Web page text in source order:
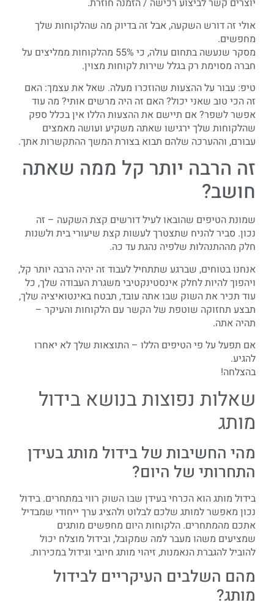
יוצרים קשר לביצוע רכישה / הזמנה חוזרת.
אולי זה דורש השקעה, אבל זה בדיוק מה שהלקוחות שלך
מחפשים.
מסקר שנעשה בתחום עולה, כי 55% מהלקוחות ממליצים על
חברה מסוימת רק בגלל שירות לקוחות מצוין.
טיפ: עבור על ההצעות שהוזכרו מעלה. שאל את עצמך: האם
זה הכי טוב שאני יכול? האם זה היה מרשים אותי? מה עוד
אפשר לשפר? אם תיישם את ההצעות הללו אין בכלל ספק
שהלקוחות שלך ירגישו שאתה משקיע ועושה מאמצים
עבורם, וההערכה שלהם תבוא בצורת המשך ההתקשרות אתך.
זה הרבה יותר קל ממה שאתה
חושב?
שמונת הטיפים שהובאו לעיל דורשים קצת השקעה – זה
נכון. סביר להניח שתצטרך לעשות קצת שיעורי בית ולשנות
חלק מההתנהלות שלפיה נהגת עד כה.
אנחנו בטוחים, שברגע שתתחיל לעבוד זה יהיה הרבה יותר קל,
ויהפוך להיות לחלק אינסטינקטיבי משגרת העבודה שלך, כל
עוד תכיר את השוק שבו אתה עובד, תבטח באינטואיציה שלך,
תבצע תחזוקה שוטפת של הקשר עם הלקוחות והעיקר –
תהיה אתה.
אם תפעל על פי הטיפים הללו – התוצאות שלך לא יאחרו
להגיע.
בהצלחה!
שאלות נפוצות בנושא בידול
מותג
מהי החשיבות של בידול מותג בעידן
התחרותי של היום?
בידול מותג הוא הכרחי בעידן שבו השוק רווי במתחרים. בידול
נכון מאפשר למותג שלכם לבלוט ולהציג ערך ייחודי שמבדיל
אתכם מהמתחרים. הלקוחות היום מחפשים מותגים
שמציעים משהו מעבר למה שמקובל, ובידול מוצלח יכול
להוביל להגברת הנאמנות, זיהוי מותג חיובי וגידול במכירות.
מהם השלבים העיקריים לבידול
מותג?